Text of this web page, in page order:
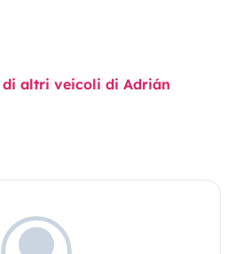
di altri veicoli di Adrián